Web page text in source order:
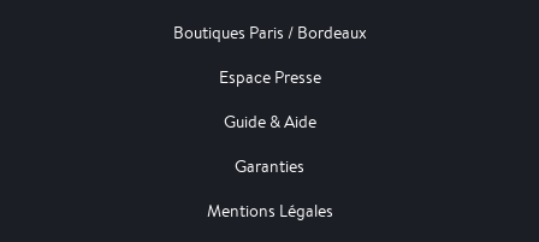
Boutiques Paris / Bordeaux
Espace Presse
Guide & Aide
Garanties
Mentions Légales